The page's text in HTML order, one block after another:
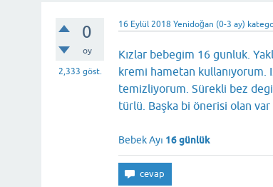
0
oy
2,333 göst.
16 Eylül 2018 Yenidoğan (0-3 ay)
Kızlar bebegim 16 gunluk.
kremi hametan kullanıyorum.
temizliyorum. Sürekli bez
türlü. Başka bi önerisi olan var
Bebek Ayı 16 günlük